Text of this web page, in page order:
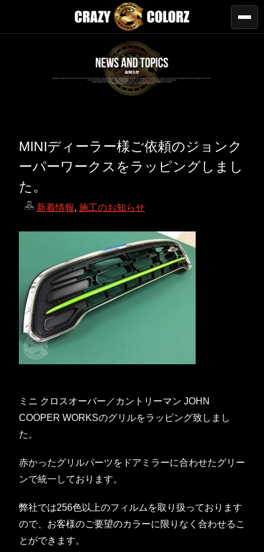
MINIディーラー様ご依頼のジョンク
ーパーワークスをラッピングしまし
た。
新着情報, 施工のお知らせ
ミニ クロスオーバー／カントリーマン JOHN
COOPER WORKSのグリルをラッピング致しまし
た。
赤かったグリルパーツをドアミラーに合わせたグリー
ンで統一しております。
弊社では256色以上のフィルムを取り扱っております
ので、お客様のご要望のカラーに限りなく合わせるこ
とができます。